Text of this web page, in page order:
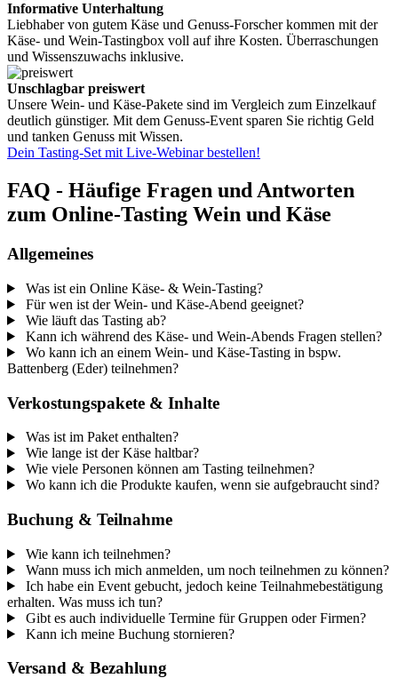
Informative Unterhaltung
Liebhaber von gutem Käse und Genuss-Forscher kommen mit der
Käse- und Wein-Tastingbox voll auf ihre Kosten. Überraschungen
und Wissenszuwachs inklusive.
Unschlagbar preiswert
Unsere Wein- und Käse-Pakete sind im Vergleich zum Einzelkauf
deutlich günstiger. Mit dem Genuss-Event sparen Sie richtig Geld
und tanken Genuss mit Wissen.
Dein Tasting-Set mit Live-Webinar bestellen!
FAQ - Häufige Fragen und Antworten
zum Online-Tasting Wein und Käse
Allgemeines
Was ist ein Online Käse- & Wein-Tasting?
Für wen ist der Wein- und Käse-Abend geeignet?
Wie läuft das Tasting ab?
Kann ich während des Käse- und Wein-Abends Fragen stellen?
Wo kann ich an einem Wein- und Käse-Tasting in bspw.
Battenberg (Eder) teilnehmen?
Verkostungspakete & Inhalte
Was ist im Paket enthalten?
Wie lange ist der Käse haltbar?
Wie viele Personen können am Tasting teilnehmen?
Wo kann ich die Produkte kaufen, wenn sie aufgebraucht sind?
Buchung & Teilnahme
Wie kann ich teilnehmen?
Wann muss ich mich anmelden, um noch teilnehmen zu können?
Ich habe ein Event gebucht, jedoch keine Teilnahmebestätigung
erhalten. Was muss ich tun?
Gibt es auch individuelle Termine für Gruppen oder Firmen?
Kann ich meine Buchung stornieren?
Versand & Bezahlung